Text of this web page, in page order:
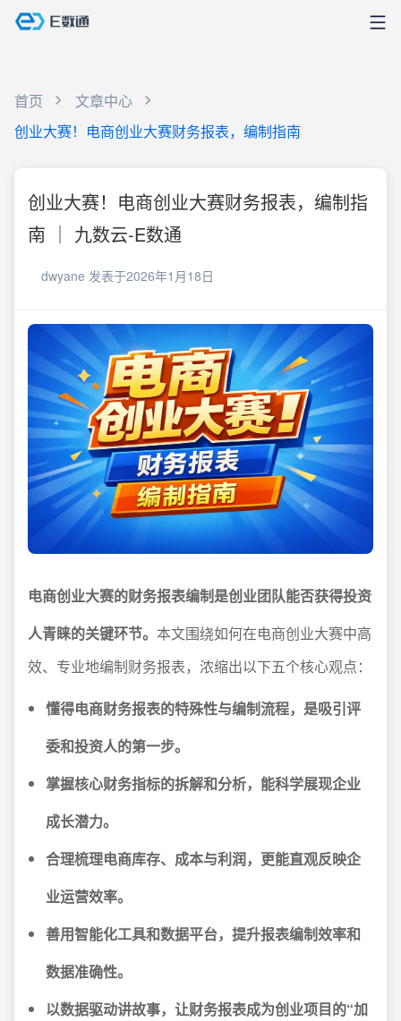
首页
文章中心
创业大赛！电商创业大赛财务报表，编制指南
创业大赛！电商创业大赛财务报表，编制指
南 ｜ 九数云-E数通
dwyane 发表于2026年1月18日
电商创业大赛的财务报表编制是创业团队能否获得投资
人青睐的关键环节。 本文围绕如何在电商创业大赛中高
效、专业地编制财务报表，浓缩出以下五个核心观点：
懂得电商财务报表的特殊性与编制流程，是吸引评
委和投资人的第一步。
掌握核心财务指标的拆解和分析，能科学展现企业
成长潜力。
合理梳理电商库存、成本与利润，更能直观反映企
业运营效率。
善用智能化工具和数据平台，提升报表编制效率和
数据准确性。
以数据驱动讲故事，让财务报表成为创业项目的“加